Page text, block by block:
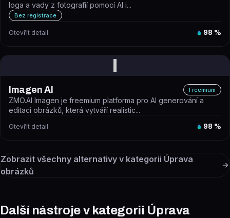
loga a vady z fotografií pomocí AI i...
Bez registrace
Otevřít detail 98 %
I
Imagen AI Freemium
ZMO.AI Imagen je freemium platforma pro AI generování a
editaci obrázků, která vytváří realistic...
Otevřít detail 98 %
Zobrazit všechny alternativy v kategorii Úprava
obrázků
Další nástroje v kategorii Úprava